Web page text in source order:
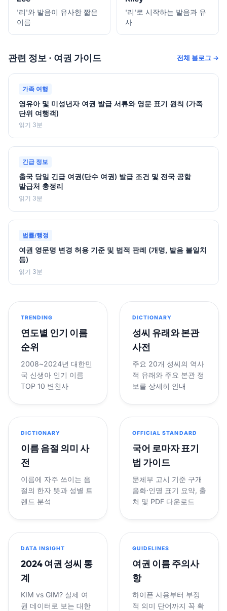
'리'와 발음이 유사한 짧은
이름
'리'로 시작하는 발음과 유
사
관련 정보 · 여권 가이드 전체 블로그 →
가족 여행
영유아 및 미성년자 여권 발급 서류와 영문 표기 원칙 (가족
단위 여행객)
읽기 3분
긴급 정보
출국 당일 긴급 여권(단수 여권) 발급 조건 및 전국 공항
발급처 총정리
읽기 3분
법률/행정
여권 영문명 변경 허용 기준 및 법적 판례 (개명, 발음 불일치
등)
읽기 3분
TRENDING
연도별 인기 이름
순위
2008~2024년 대한민
국 신생아 인기 이름
TOP 10 변천사
DICTIONARY
성씨 유래와 본관
사전
주요 20개 성씨의 역사
적 유래와 주요 본관 정
보를 상세히 안내
DICTIONARY
이름 음절 의미 사
전
이름에 자주 쓰이는 음
절의 한자 뜻과 성별 트
렌드 분석
OFFICIAL STANDARD
국어 로마자 표기
법 가이드
문체부 고시 기준 구개
음화·인명 표기 요약, 출
처 및 PDF 다운로드
DATA INSIGHT
2024 여권 성씨 통
계
KIM vs GIM? 실제 여
권 데이터로 보는 대한
GUIDELINES
여권 이름 주의사
항
하이픈 사용부터 부정
적 의미 단어까지 꼭 확